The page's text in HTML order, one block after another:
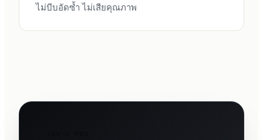
ไม่บีบอัดซ้ำ ไม่เสียคุณภาพ